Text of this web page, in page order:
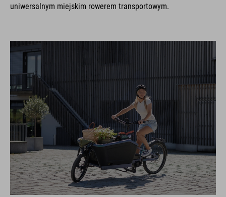
uniwersalnym miejskim rowerem transportowym.